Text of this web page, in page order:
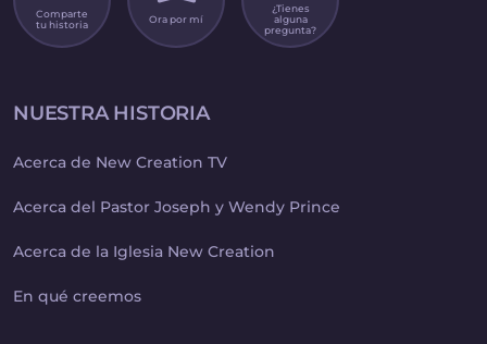
Comparte
tu historia
Ora por mí
¿Tienes
alguna
pregunta?
NUESTRA HISTORIA
Acerca de New Creation TV
Acerca del Pastor Joseph y Wendy Prince
Acerca de la Iglesia New Creation
En qué creemos